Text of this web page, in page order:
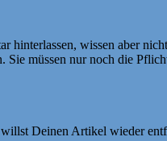
wissen aber
müssen nur noch die
Deinen Artikel wieder